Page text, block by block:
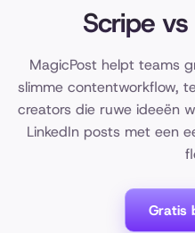
Scripe
MagicPost helpt teams
slimme contentworkflow,
creators die ruwe ideeën
LinkedIn posts met een
Gratis